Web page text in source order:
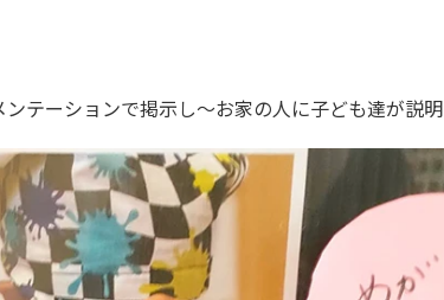
テーションで掲示し〜お家の人に子ども達が説明